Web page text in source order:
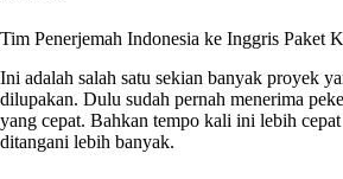
Tim Penerjemah Indonesia ke Inggris Paket
Ini adalah salah satu sekian banyak proyek
dilupakan. Dulu sudah pernah menerima
yang cepat. Bahkan tempo kali ini lebih
ditangani lebih banyak.